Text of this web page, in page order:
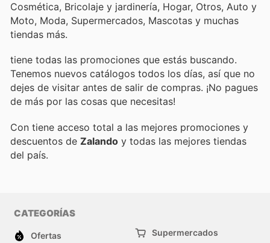
Cosmética, Bricolaje y jardinería, Hogar, Otros, Auto y
Moto, Moda, Supermercados, Mascotas y muchas
tiendas más.
tiene todas las promociones que estás buscando.
Tenemos nuevos catálogos todos los días, así que no
dejes de visitar antes de salir de compras. ¡No pagues
de más por las cosas que necesitas!
Con tiene acceso total a las mejores promociones y
descuentos de Zalando y todas las mejores tiendas
del país.
CATEGORÍAS
Ofertas
Supermercados